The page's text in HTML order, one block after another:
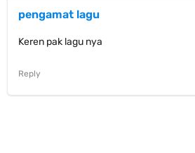
pengamat lagu
Keren pak lagu nya
Reply